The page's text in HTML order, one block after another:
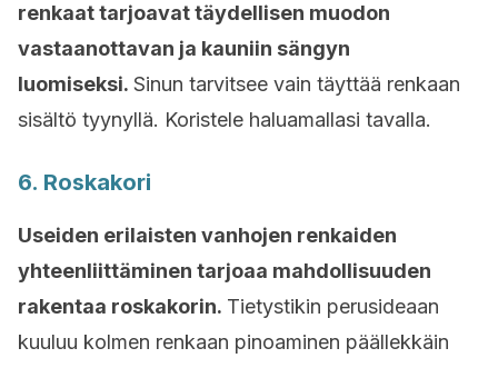
renkaat tarjoavat täydellisen muodon
vastaanottavan ja kauniin sängyn
luomiseksi. Sinun tarvitsee vain täyttää renkaan
sisältö tyynyllä. Koristele haluamallasi tavalla.
6. Roskakori
Useiden erilaisten vanhojen renkaiden
yhteenliittäminen tarjoaa mahdollisuuden
rakentaa roskakorin. Tietystikin perusideaan
kuuluu kolmen renkaan pinoaminen päällekkäin